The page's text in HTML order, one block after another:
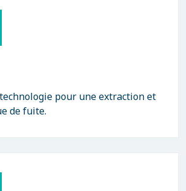
pour une extraction et
de fuite.